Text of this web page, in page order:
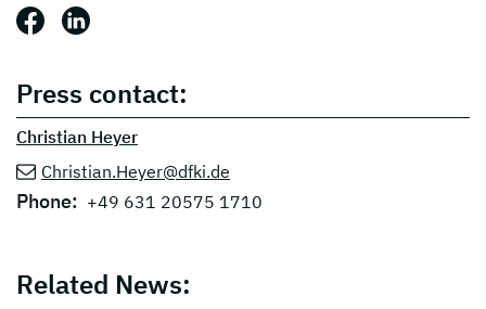
Share this post: Facebook
Share this post: LinkedIn
Press contact:
Christian Heyer
Christian.Heyer@dfki.de
Phone: +49 631 20575 1710
Related News: